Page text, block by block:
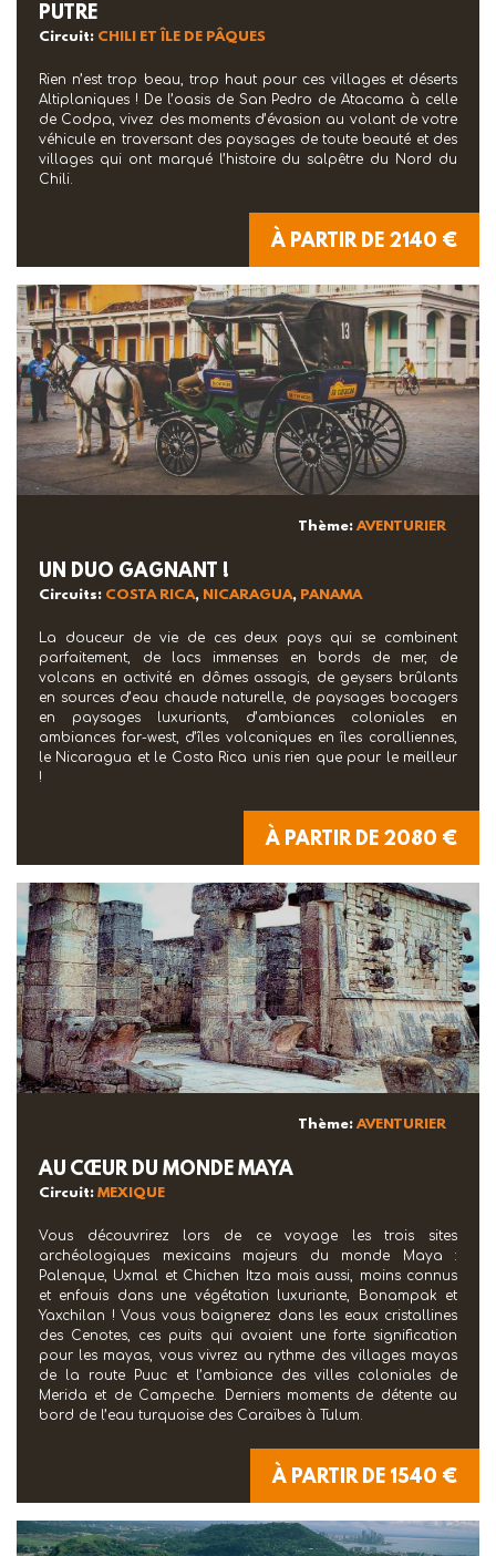
PUTRE
Circuit: CHILI ET ÎLE DE PÂQUES
Rien n’est trop beau, trop haut pour ces villages et déserts
Altiplaniques ! De l’oasis de San Pedro de Atacama à celle
de Codpa, vivez des moments d’évasion au volant de votre
véhicule en traversant des paysages de toute beauté et des
villages qui ont marqué l’histoire du salpêtre du Nord du
Chili.
À PARTIR DE 2140 €
Thème:AVENTURIER
UN DUO GAGNANT !
Circuits: COSTA RICA, NICARAGUA, PANAMA
La douceur de vie de ces deux pays qui se combinent
parfaitement, de lacs immenses en bords de mer, de
volcans en activité en dômes assagis, de geysers brûlants
en sources d’eau chaude naturelle, de paysages bocagers
en paysages luxuriants, d’ambiances coloniales en
ambiances far-west, d’îles volcaniques en îles coralliennes,
le Nicaragua et le Costa Rica unis rien que pour le meilleur
!
À PARTIR DE 2080 €
Thème:AVENTURIER
AU CŒUR DU MONDE MAYA
Circuit: MEXIQUE
Vous découvrirez lors de ce voyage les trois sites
archéologiques mexicains majeurs du monde Maya :
Palenque, Uxmal et Chichen Itza mais aussi, moins connus
et enfouis dans une végétation luxuriante, Bonampak et
Yaxchilan ! Vous vous baignerez dans les eaux cristallines
des Cenotes, ces puits qui avaient une forte signification
pour les mayas, vous vivrez au rythme des villages mayas
de la route Puuc et l’ambiance des villes coloniales de
Merida et de Campeche. Derniers moments de détente au
bord de l’eau turquoise des Caraïbes à Tulum.
À PARTIR DE 1540 €